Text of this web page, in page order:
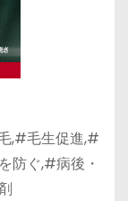
,#毛生促進,#
防ぐ,#病後・